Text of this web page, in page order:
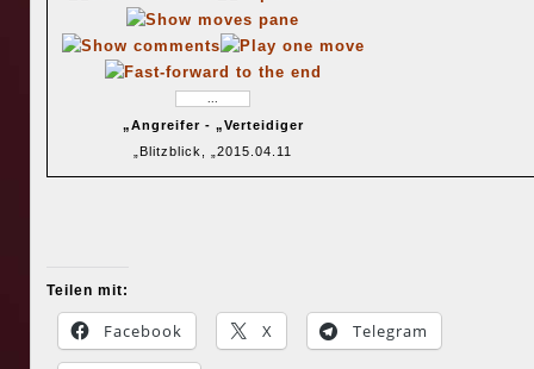
„Angreifer - „Verteidiger
„Blitzblick, „2015.04.11
Teilen mit:
Facebook X Telegram